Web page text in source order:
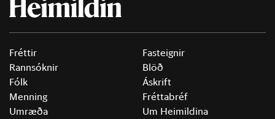
Fréttir
Rannsóknir
Fólk
Menning
Umræða
Fasteignir
Blöð
Áskrift
Fréttabréf
Um Heimildina